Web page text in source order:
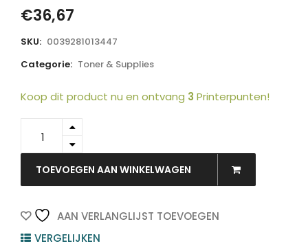
€36,67
SKU: 0039281013447
Categorie: Toner & Supplies
Koop dit product nu en ontvang 3 Printerpunten!
-
KONICA
MINOLTA
Roller
quantity
TOEVOEGEN AAN WINKELWAGEN
AAN VERLANGLIJST TOEVOEGEN
VERGELIJKEN